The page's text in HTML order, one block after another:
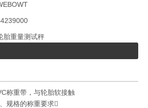
胎重量测试秤
称重带，与轮胎软接触
规格的称重要求